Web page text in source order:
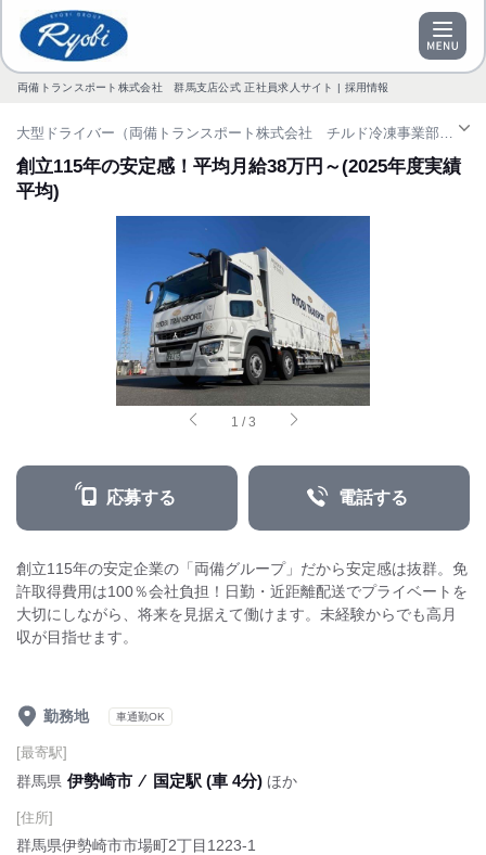
両備トランスポート株式会社 群馬支店公式 正社員求人サイト | 採用情報
大型ドライバー（両備トランスポート株式会社 チルド冷凍事業部）| 正社員求人（国定駅）
創立115年の安定感！平均月給38万円～(2025年度実績
平均)
1 /3
応募する 電話する
創立115年の安定企業の「両備グループ」だから安定感は抜群。免
許取得費用は100％会社負担！日勤・近距離配送でプライベートを
大切にしながら、将来を見据えて働けます。未経験からでも高月
収が目指せます。
勤務地 車通勤OK
[最寄駅]
群馬県 伊勢崎市 ⁄ 国定駅 (車 4分) ほか
[住所]
群馬県伊勢崎市市場町2丁目1223-1